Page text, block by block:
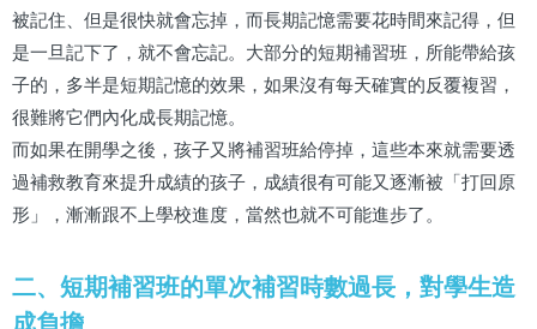
被記住、但是很快就會忘掉，而長期記憶需要花時間來記得，但
是一旦記下了，就不會忘記。大部分的短期補習班，所能帶給孩
子的，多半是短期記憶的效果，如果沒有每天確實的反覆複習，
很難將它們內化成長期記憶。
而如果在開學之後，孩子又將補習班給停掉，這些本來就需要透
過補救教育來提升成績的孩子，成績很有可能又逐漸被「打回原
形」，漸漸跟不上學校進度，當然也就不可能進步了。
二、短期補習班的單次補習時數過長，對學生造
成負擔